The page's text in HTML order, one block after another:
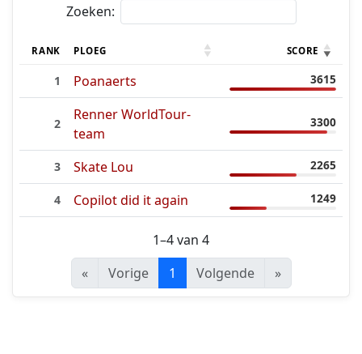
Zoeken:
RANK PLOEG SCORE
1 Poanaerts 3615
2
Renner WorldTour-
team
3300
3 Skate Lou 2265
4 Copilot did it again 1249
1–4 van 4
«
Vorige 1 Volgende »